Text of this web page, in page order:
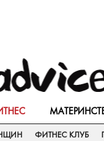
ФИТНЕС КЛУБ